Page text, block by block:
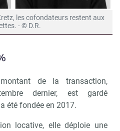
les cofondateurs restent aux
- © D.R.
de la transaction,
dernier, est gardé
été fondée en 2017.
locative, elle déploie une